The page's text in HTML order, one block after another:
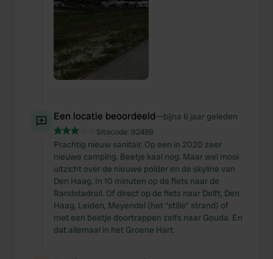
Een locatie beoordeeld—bijna 6 jaar geleden
Sitecode: 92489
Prachtig nieuw sanitair. Op een in 2020 zeer
nieuwe camping. Beetje kaal nog. Maar wel mooi
uitzicht over de nieuwe polder en de skyline van
Den Haag. In 10 minuten op de fiets naar de
Randstadrail. Of direct op de fiets naar Delft, Den
Haag, Leiden, Meyendel (het “stille” strand) of
met een beetje doortrappen zelfs naar Gouda. En
dat allemaal in het Groene Hart.